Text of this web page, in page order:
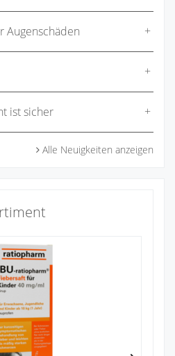
Augenschäden
ist sicher
Alle Neuigkeiten anzeigen